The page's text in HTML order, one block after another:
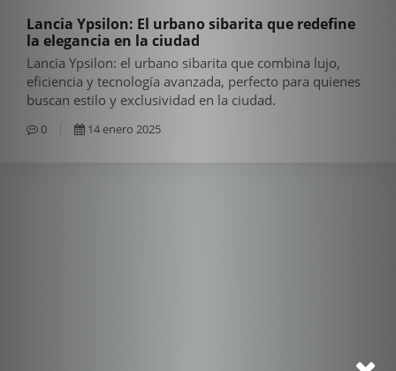
Lancia Ypsilon: El urbano sibarita que redefine
la elegancia en la ciudad
Lancia Ypsilon: el urbano sibarita que combina lujo,
eficiencia y tecnología avanzada, perfecto para quienes
buscan estilo y exclusividad en la ciudad.
0 14 enero 2025